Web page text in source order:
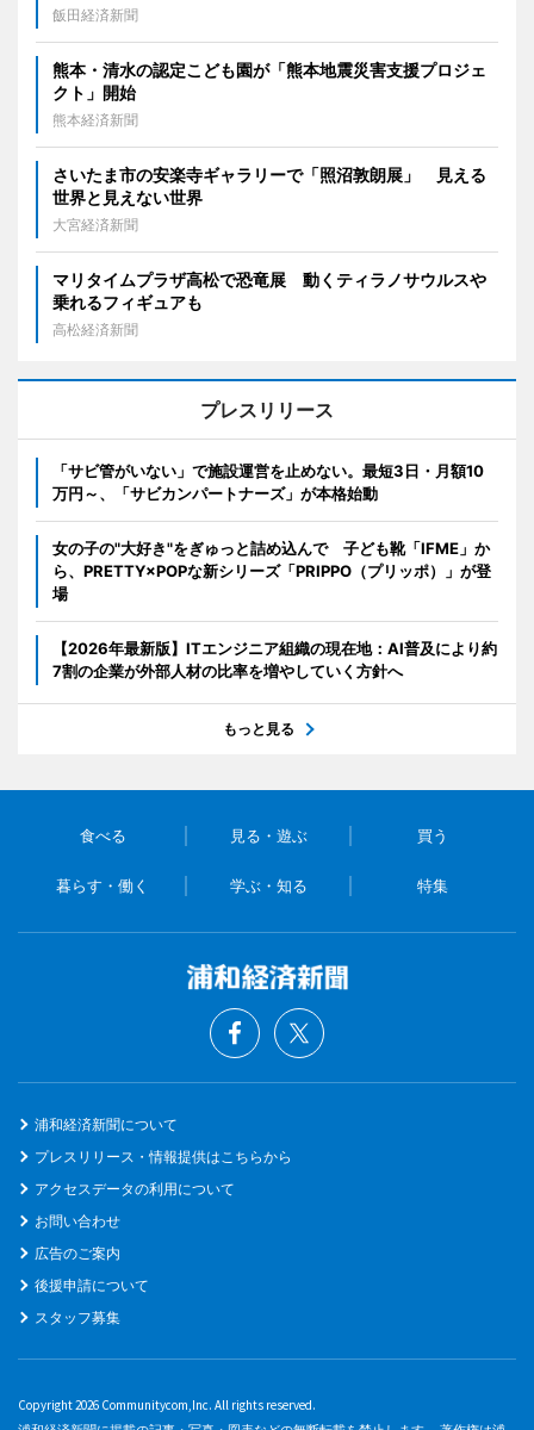
飯田経済新聞
熊本・清水の認定こども園が「熊本地震災害支援プロジェ
クト」開始
熊本経済新聞
さいたま市の安楽寺ギャラリーで「照沼敦朗展」 見える
世界と見えない世界
大宮経済新聞
マリタイムプラザ高松で恐竜展 動くティラノサウルスや
乗れるフィギュアも
高松経済新聞
プレスリリース
「サビ管がいない」で施設運営を止めない。最短3日・月額10
万円～、「サビカンパートナーズ」が本格始動
女の子の"大好き"をぎゅっと詰め込んで 子ども靴「IFME」か
ら、PRETTY×POPな新シリーズ「PRIPPO（プリッポ）」が登
場
【2026年最新版】ITエンジニア組織の現在地：AI普及により約
7割の企業が外部人材の比率を増やしていく方針へ
もっと見る
食べる 見る・遊ぶ 買う
暮らす・働く 学ぶ・知る 特集
浦和経済新聞について
プレスリリース・情報提供はこちらから
アクセスデータの利用について
お問い合わせ
広告のご案内
後援申請について
スタッフ募集
Copyright 2026 Communitycom,Inc. All rights reserved.